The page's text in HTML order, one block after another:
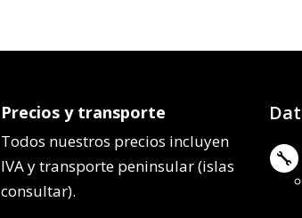
Precios y transporte
Todos nuestros precios incluyen
IVA y transporte peninsular (islas
consultar).
